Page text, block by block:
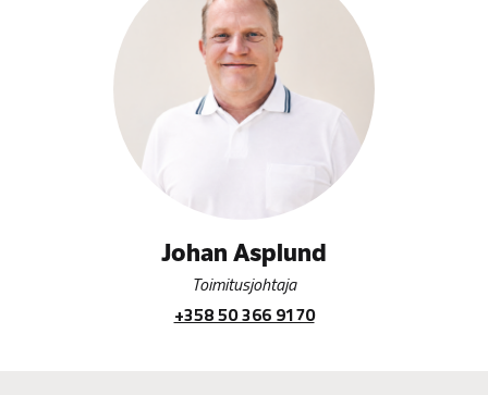
Johan Asplund
Toimitusjohtaja
+358 50 366 9170